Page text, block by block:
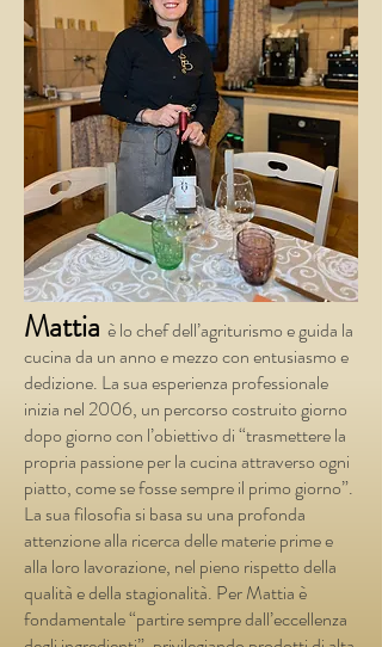
Mattia è lo chef dell’agriturismo e guida la
cucina da un anno e mezzo con entusiasmo e
dedizione. La sua esperienza professionale
inizia nel 2006, un percorso costruito giorno
dopo giorno con l’obiettivo di “trasmettere la
propria passione per la cucina attraverso ogni
piatto, come se fosse sempre il primo giorno”.
La sua filosofia si basa su una profonda
attenzione alla ricerca delle materie prime e
alla loro lavorazione, nel pieno rispetto della
qualità e della stagionalità. Per Mattia è
fondamentale “partire sempre dall’eccellenza